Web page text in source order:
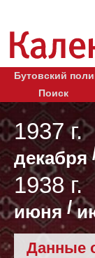
Бутовский
Поиск
1937 г.
декабря
1938 г.
июня /
Данные